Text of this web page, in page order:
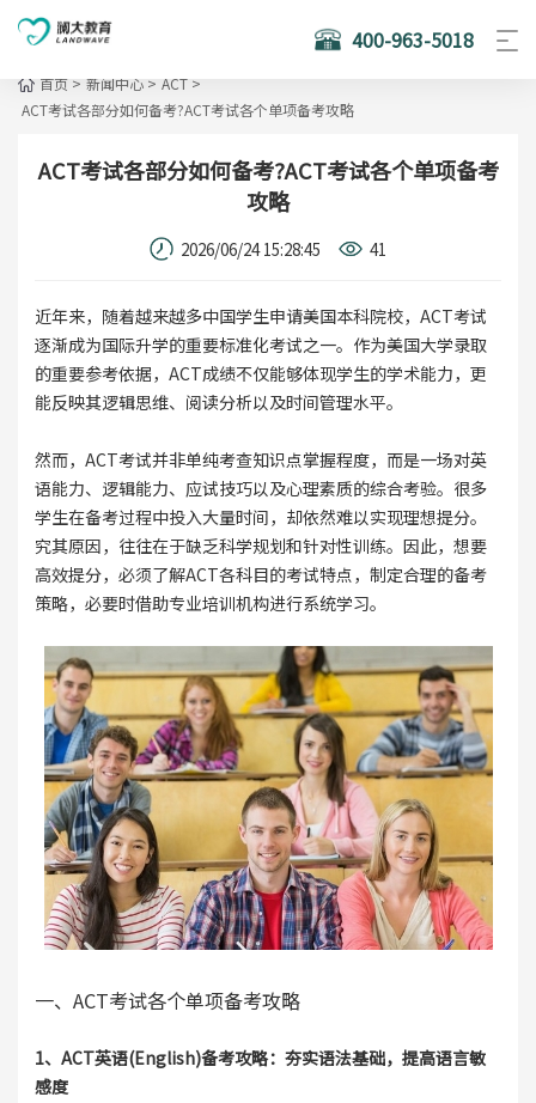
400-963-5018
首页 > 新闻中心 > ACT >
ACT考试各部分如何备考?ACT考试各个单项备考攻略
ACT考试各部分如何备考?ACT考试各个单项备考
攻略
2026/06/24 15:28:45 41
近年来，随着越来越多中国学生申请美国本科院校，ACT考试
逐渐成为国际升学的重要标准化考试之一。作为美国大学录取
的重要参考依据，ACT成绩不仅能够体现学生的学术能力，更
能反映其逻辑思维、阅读分析以及时间管理水平。
然而，ACT考试并非单纯考查知识点掌握程度，而是一场对英
语能力、逻辑能力、应试技巧以及心理素质的综合考验。很多
学生在备考过程中投入大量时间，却依然难以实现理想提分。
究其原因，往往在于缺乏科学规划和针对性训练。因此，想要
高效提分，必须了解ACT各科目的考试特点，制定合理的备考
策略，必要时借助专业培训机构进行系统学习。
一、ACT考试各个单项备考攻略
1、ACT英语(English)备考攻略：夯实语法基础，提高语言敏
感度